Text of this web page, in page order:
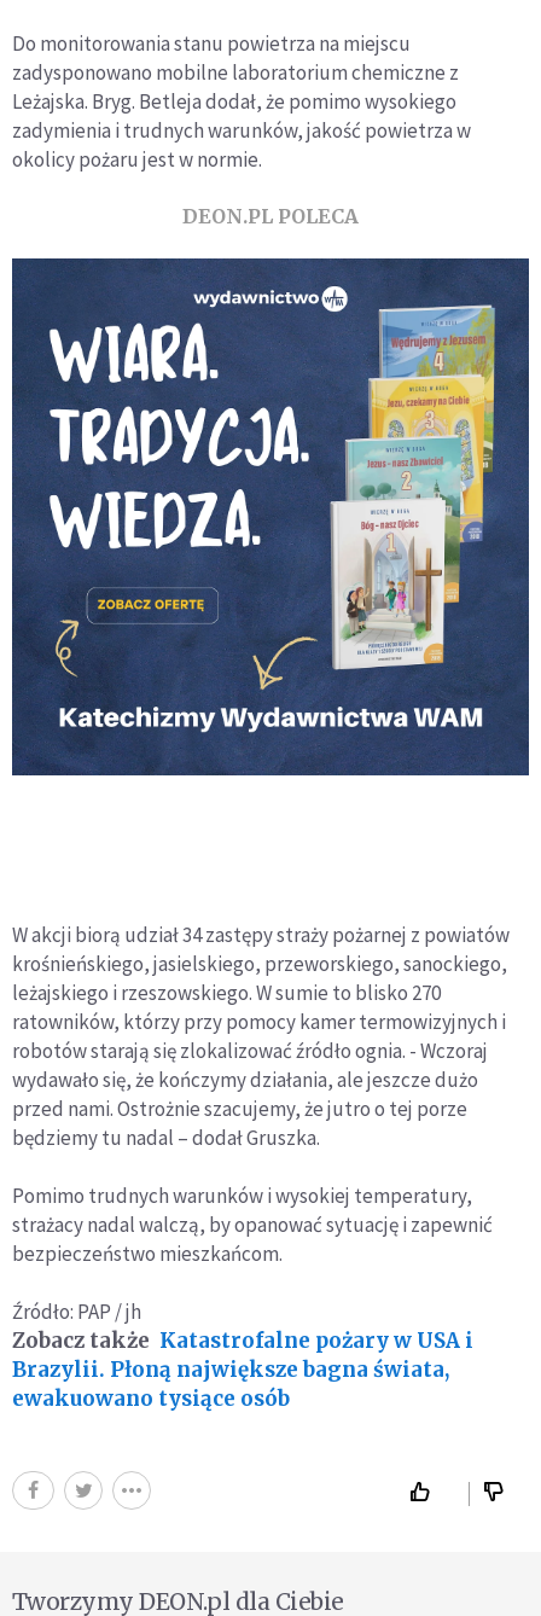
Do monitorowania stanu powietrza na miejscu
zadysponowano mobilne laboratorium chemiczne z
Leżajska. Bryg. Betleja dodał, że pomimo wysokiego
zadymienia i trudnych warunków, jakość powietrza w
okolicy pożaru jest w normie.
DEON.PL POLECA
W akcji biorą udział 34 zastępy straży pożarnej z powiatów
krośnieńskiego, jasielskiego, przeworskiego, sanockiego,
leżajskiego i rzeszowskiego. W sumie to blisko 270
ratowników, którzy przy pomocy kamer termowizyjnych i
robotów starają się zlokalizować źródło ognia. - Wczoraj
wydawało się, że kończymy działania, ale jeszcze dużo
przed nami. Ostrożnie szacujemy, że jutro o tej porze
będziemy tu nadal – dodał Gruszka.
Pomimo trudnych warunków i wysokiej temperatury,
strażacy nadal walczą, by opanować sytuację i zapewnić
bezpieczeństwo mieszkańcom.
Źródło: PAP / jh
Zobacz także Katastrofalne pożary w USA i
Brazylii. Płoną największe bagna świata,
ewakuowano tysiące osób
Tworzymy DEON.pl dla Ciebie